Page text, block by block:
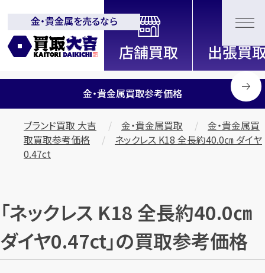
全国2200店舗以上展開中！
信頼と実績の買取専門店「買取大
吉」
金・貴金属を売るなら
金・貴金属買取参考価格
ブランド買取 大吉 金・貴金属買取
金・貴金属買
取買取参考価格
ネックレス K18 全長約40.0㎝ ダイヤ
0.47ct
「ネックレス K18 全長約40.0㎝
ダイヤ0.47ct」の買取参考価格